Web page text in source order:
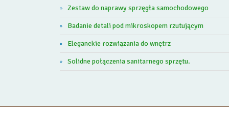
Zestaw do naprawy sprzęgła samochodowego
Badanie detali pod mikroskopem rzutującym
Eleganckie rozwiązania do wnętrz
Solidne połączenia sanitarnego sprzętu.